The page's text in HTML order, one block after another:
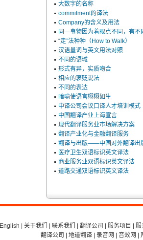
大数字的名称
commitment的译法
Company的含义及用法
同一事物因为着眼点不同，有不
“走”法种种（How to Walk）
汉语量词与英文用法对照
不同的语域
形式有异，实质吻合
相应的褒贬说法
不同的表达
暗喻使语言栩栩如生
中译公司会议口译人才培训模式
中国翻译产业上海宣言
现代翻译服务业市场解决方案
翻译产业化与金融翻译服务
翻译与出版——中国对外翻译出
医疗卫生双语标识英文译法
商业服务业双语标识英文译法
道路交通双语标识英文译法
English 关于我们 联系我们 翻译公司 服务项目
服
翻译公司
地道翻译| 录音网 音效网